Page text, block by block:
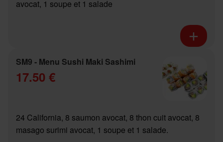
avocat, 1 soupe et 1 salade
SM9 - Menu Sushi Maki Sashimi
17.50 €
24 California, 8 saumon avocat, 8 thon cuit avocat, 8
masago surimi avocat, 1 soupe et 1 salade.